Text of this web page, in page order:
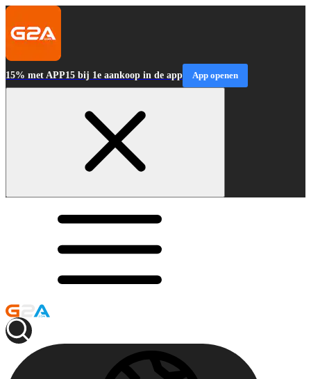
15% met APP15 bij 1e aankoop in de app App openen